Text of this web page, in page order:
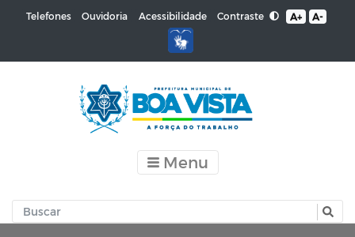
Telefones Ouvidoria Acessibilidade Contraste A+ A-
Menu